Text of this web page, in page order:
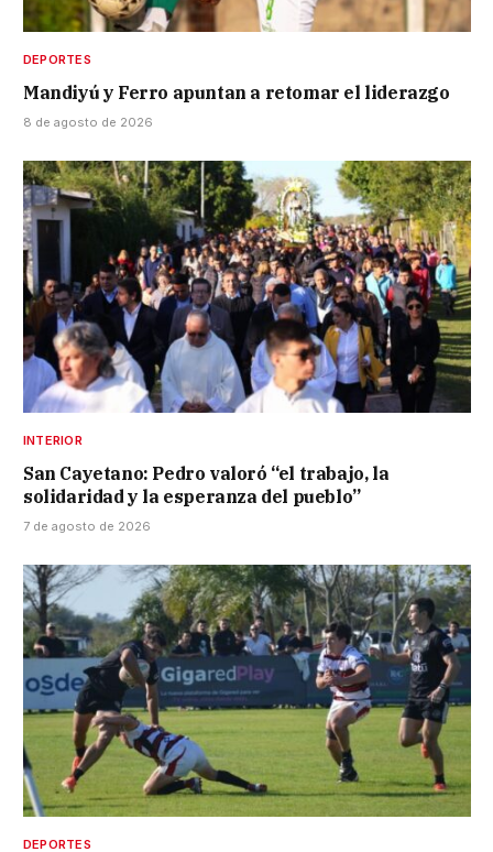
DEPORTES
Mandiyú y Ferro apuntan a retomar el liderazgo
8 de agosto de 2026
INTERIOR
San Cayetano: Pedro valoró “el trabajo, la
solidaridad y la esperanza del pueblo”
7 de agosto de 2026
DEPORTES